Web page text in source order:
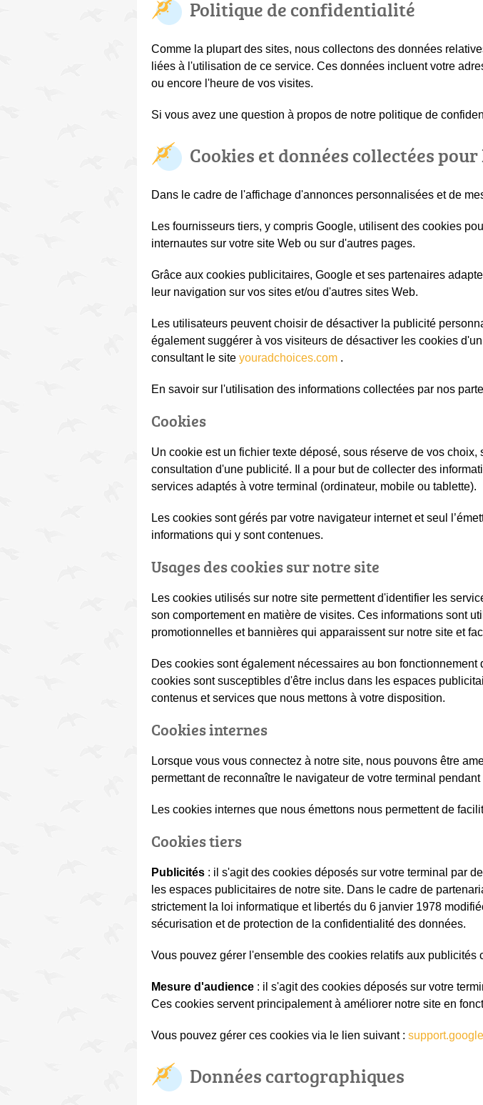
Politique de confidentialité
Comme la plupart des sites, nous collectons des données
liées à l'utilisation de ce service. Ces données incluent votre
ou encore l'heure de vos visites.
Si vous avez une question à propos de notre politique de
Cookies et données collectées
Dans le cadre de l'affichage d'annonces personnalisées et de
Les fournisseurs tiers, y compris Google, utilisent des cookies
internautes sur votre site Web ou sur d'autres pages.
Grâce aux cookies publicitaires, Google et ses partenaires
leur navigation sur vos sites et/ou d'autres sites Web.
Les utilisateurs peuvent choisir de désactiver la publicité
également suggérer à vos visiteurs de désactiver les cookies
consultant le site youradchoices.com .
En savoir sur l'utilisation des informations collectées par nos
Cookies
Un cookie est un fichier texte déposé, sous réserve de vos
consultation d'une publicité. Il a pour but de collecter des
services adaptés à votre terminal (ordinateur, mobile ou tablette).
Les cookies sont gérés par votre navigateur internet et seul
informations qui y sont contenues.
Usages des cookies sur notre site
Les cookies utilisés sur notre site permettent d'identifier les
son comportement en matière de visites. Ces informations sont
promotionnelles et bannières qui apparaissent sur notre site et
Des cookies sont également nécessaires au bon
cookies sont susceptibles d'être inclus dans les espaces
contenus et services que nous mettons à votre disposition.
Cookies internes
Lorsque vous vous connectez à notre site, nous pouvons être
permettant de reconnaître le navigateur de votre terminal
Les cookies internes que nous émettons nous permettent de
Cookies tiers
Publicités : il s'agit des cookies déposés sur votre terminal par
les espaces publicitaires de notre site. Dans le cadre de
strictement la loi informatique et libertés du 6 janvier 1978
sécurisation et de protection de la confidentialité des données.
Vous pouvez gérer l'ensemble des cookies relatifs aux publicités
Mesure d'audience : il s'agit des cookies déposés sur votre
Ces cookies servent principalement à améliorer notre site en
Vous pouvez gérer ces cookies via le lien suivant :
Données cartographiques